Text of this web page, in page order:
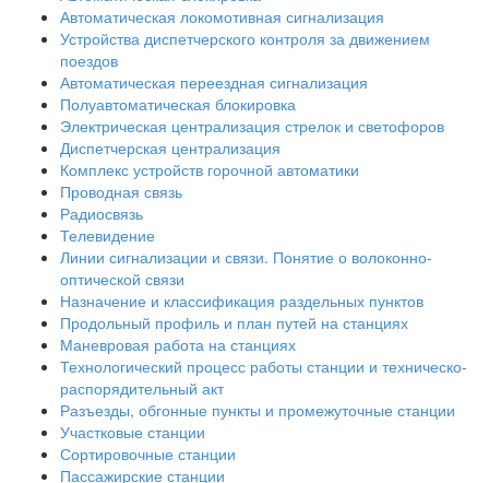
Автоматическая локомотивная сигнализация
Устройства диспетчерского контроля за движением
поездов
Автоматическая переездная сигнализация
Полуавтоматическая блокировка
Электрическая централизация стрелок и светофоров
Диспетчерская централизация
Комплекс устройств горочной автоматики
Проводная связь
Радиосвязь
Телевидение
Линии сигнализации и связи. Понятие о волоконно-
оптической связи
Назначение и классификация раздельных пунктов
Продольный профиль и план путей на станциях
Маневровая работа на станциях
Технологический процесс работы станции и техническо-
распорядительный акт
Разъезды, обгонные пункты и промежуточные станции
Участковые станции
Сортировочные станции
Пассажирские станции